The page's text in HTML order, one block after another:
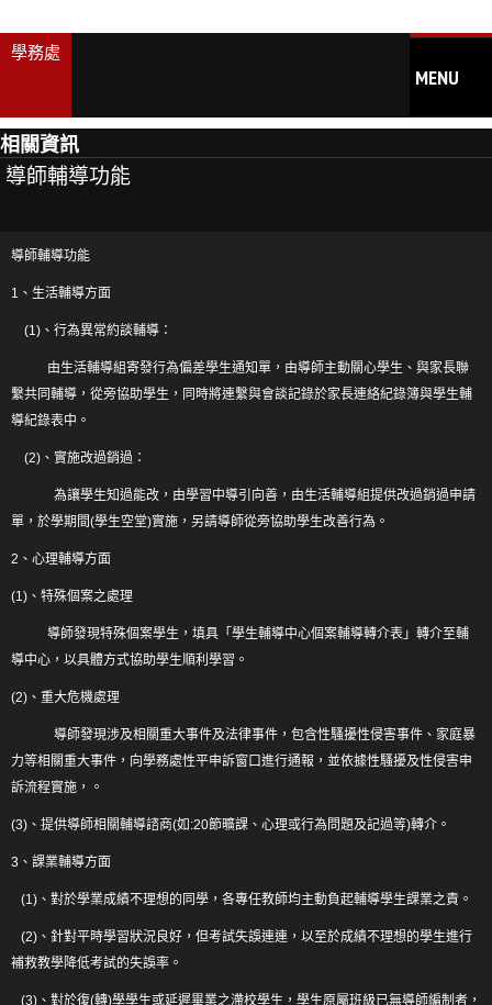
學務處
MENU
仁德首頁
學務處規章
學生事務處人員職掌
減免_就貸_獎學金
校園安全、危險區域圖
校園周邊熱點地圖
校園周邊巡查熱點彙整表
學務組織
生活輔導組
生輔組人員職掌
生輔組表格下載
生輔組規章辦法
校園安全相關計畫
交通安全相關計畫
導師輔導功能
導師支援系統
相關資訊
導師輔導功能
導師輔導功能
1、生活輔導方面
(1)、行為異常約談輔導：
由生活輔導組寄發行為偏差學生通知單，由導師主動關心學生、與家長聯
繫共同輔導，從旁協助學生，同時將連繫與會談記錄於家長連絡紀錄簿與學生輔
導紀錄表中。
(2)、實施改過銷過：
為讓學生知過能改，由學習中導引向善，由生活輔導組提供改過銷過申請
單，於學期間(學生空堂)實施，另請導師從旁協助學生改善行為。
2、心理輔導方面
(1)、特殊個案之處理
導師發現特殊個案學生，填具「學生輔導中心個案輔導轉介表」轉介至輔
導中心，以具體方式協助學生順利學習。
(2)、重大危機處理
導師發現涉及相關重大事件及法律事件，包含性騷擾性侵害事件、家庭暴
力等相關重大事件，向學務處性平申訴窗口進行通報，並依據性騷擾及性侵害申
訴流程實施，。
(3)、提供導師相關輔導諮商(如:20節曠課、心理或行為問題及記過等)轉介。
3、課業輔導方面
(1)、對於學業成績不理想的同學，各專任教師均主動負起輔導學生課業之責。
(2)、針對平時學習狀況良好，但考試失誤連連，以至於成績不理想的學生進行
補救教學降低考試的失誤率。
(3)、對於復(轉)學學生或延遲畢業之滯校學生，學生原屬班級已無導師編制者，